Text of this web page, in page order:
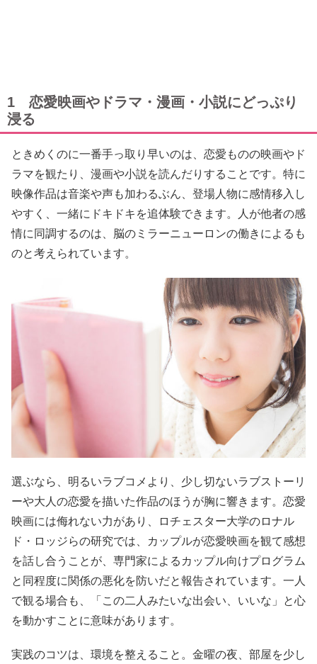
1 恋愛映画やドラマ・漫画・小説にどっぷり
浸る
ときめくのに一番手っ取り早いのは、恋愛ものの映画やド
ラマを観たり、漫画や小説を読んだりすることです。特に
映像作品は音楽や声も加わるぶん、登場人物に感情移入し
やすく、一緒にドキドキを追体験できます。人が他者の感
情に同調するのは、脳のミラーニューロンの働きによるも
のと考えられています。
選ぶなら、明るいラブコメより、少し切ないラブストーリ
ーや大人の恋愛を描いた作品のほうが胸に響きます。恋愛
映画には侮れない力があり、ロチェスター大学のロナル
ド・ロッジらの研究では、カップルが恋愛映画を観て感想
を話し合うことが、専門家によるカップル向けプログラム
と同程度に関係の悪化を防いだと報告されています。一人
で観る場合も、「この二人みたいな出会い、いいな」と心
を動かすことに意味があります。
実践のコツは、環境を整えること。金曜の夜、部屋を少し